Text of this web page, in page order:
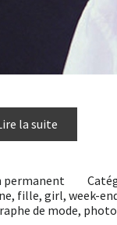
la suite
permanent
, fille, girl, week-
de mode,